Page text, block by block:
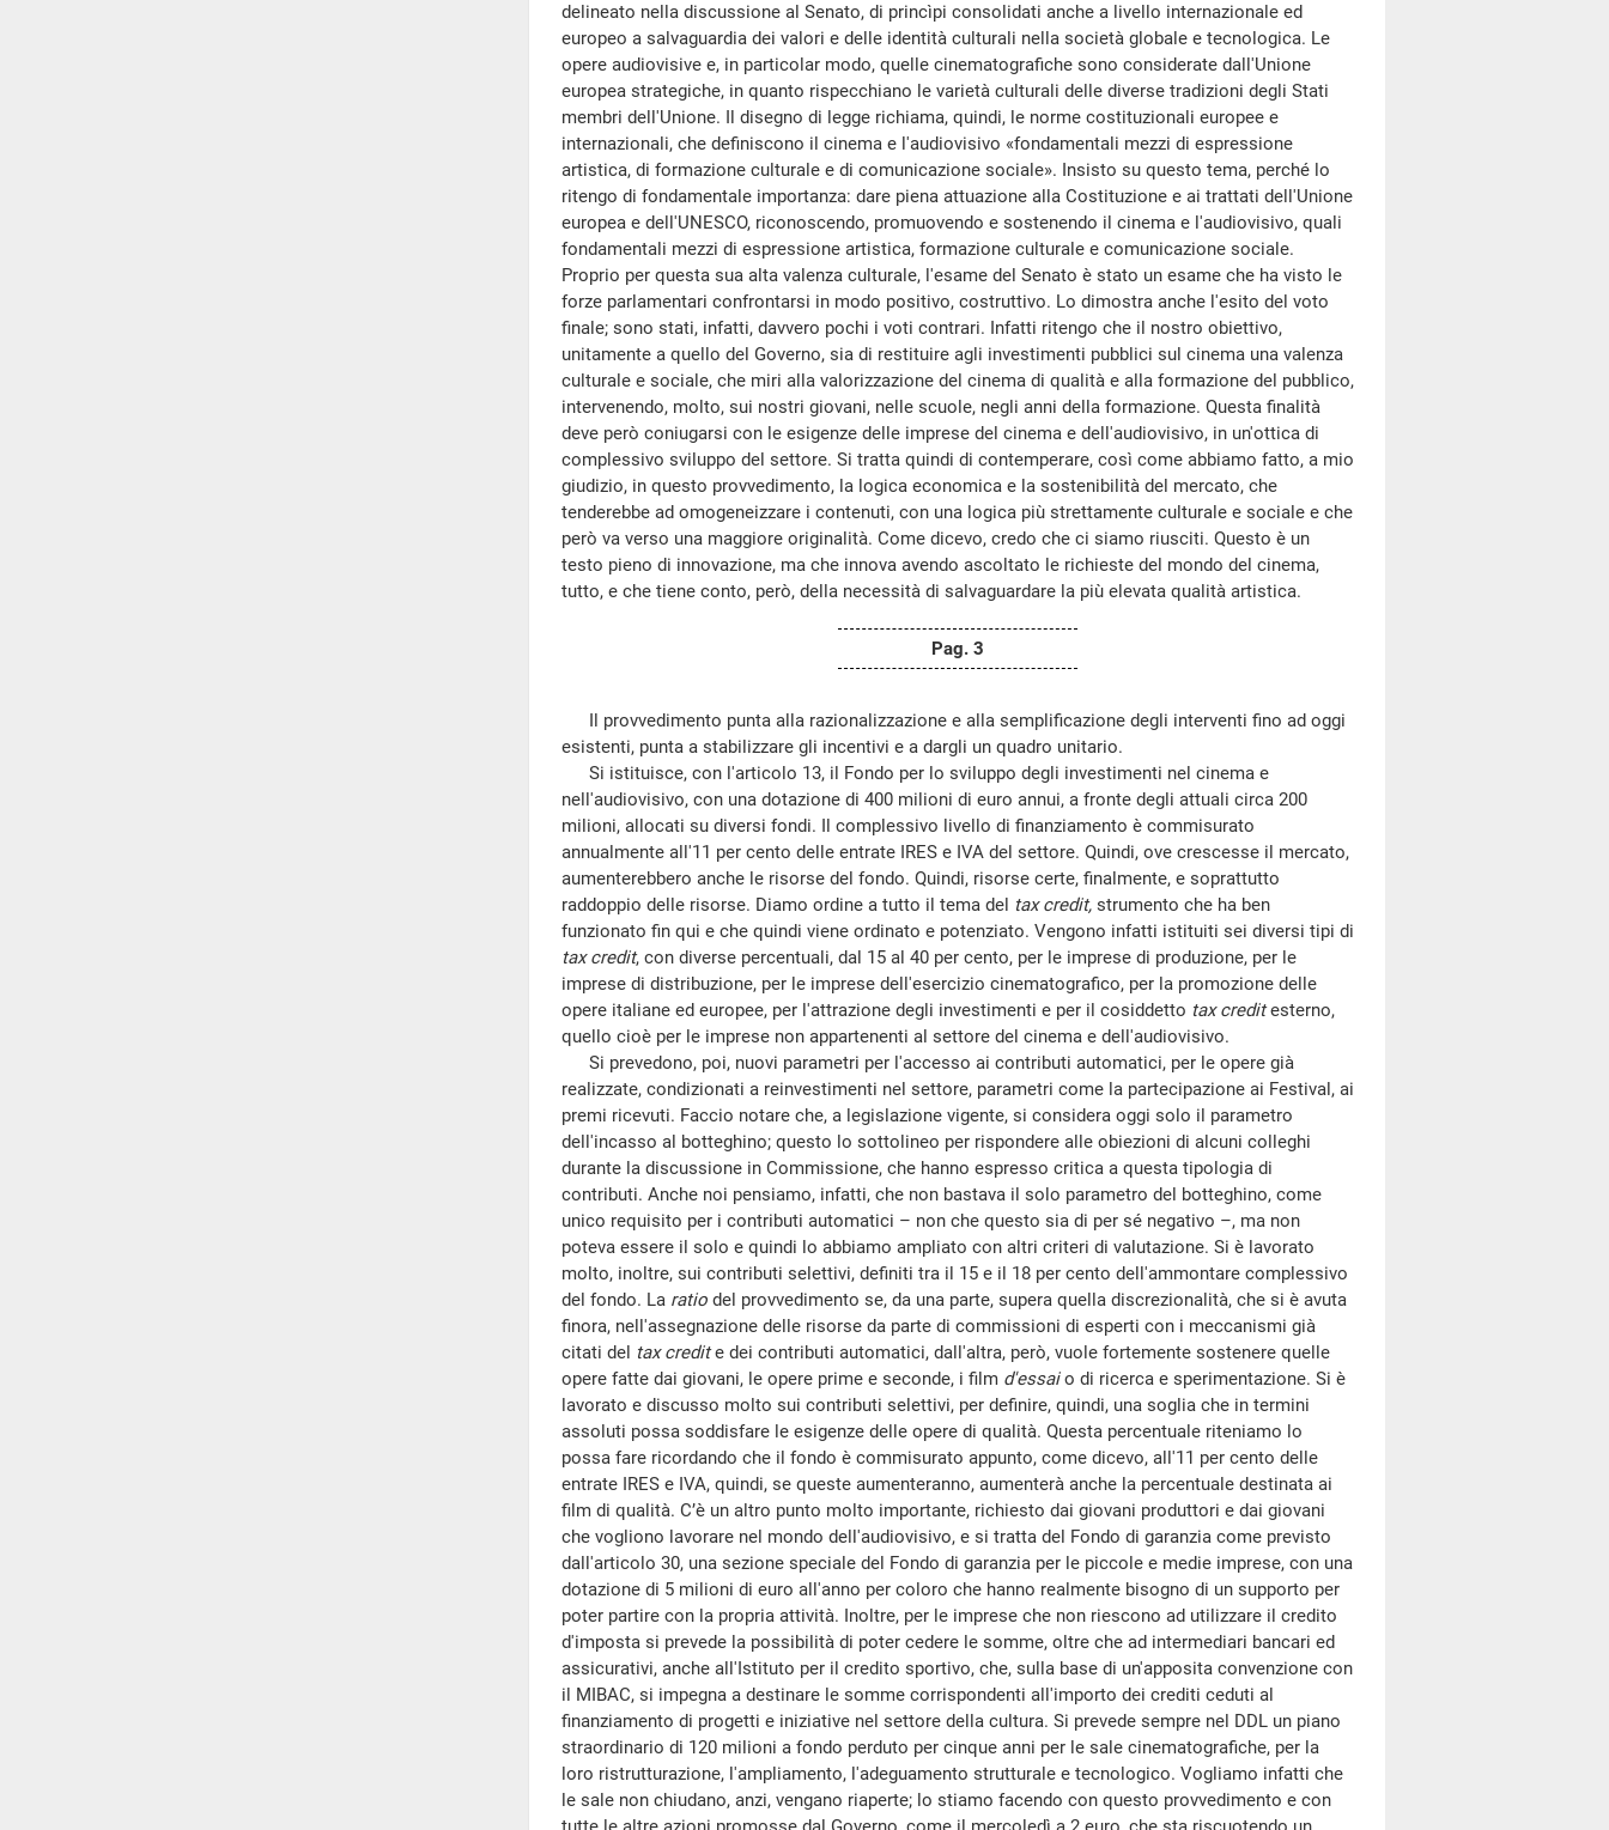
delineato nella discussione al Senato, di princìpi consolidati anche a livello internazionale ed
europeo a salvaguardia dei valori e delle identità culturali nella società globale e tecnologica. Le
opere audiovisive e, in particolar modo, quelle cinematografiche sono considerate dall'Unione
europea strategiche, in quanto rispecchiano le varietà culturali delle diverse tradizioni degli Stati
membri dell'Unione. Il disegno di legge richiama, quindi, le norme costituzionali europee e
internazionali, che definiscono il cinema e l'audiovisivo «fondamentali mezzi di espressione
artistica, di formazione culturale e di comunicazione sociale». Insisto su questo tema, perché lo
ritengo di fondamentale importanza: dare piena attuazione alla Costituzione e ai trattati dell'Unione
europea e dell'UNESCO, riconoscendo, promuovendo e sostenendo il cinema e l'audiovisivo, quali
fondamentali mezzi di espressione artistica, formazione culturale e comunicazione sociale.
Proprio per questa sua alta valenza culturale, l'esame del Senato è stato un esame che ha visto le
forze parlamentari confrontarsi in modo positivo, costruttivo. Lo dimostra anche l'esito del voto
finale; sono stati, infatti, davvero pochi i voti contrari. Infatti ritengo che il nostro obiettivo,
unitamente a quello del Governo, sia di restituire agli investimenti pubblici sul cinema una valenza
culturale e sociale, che miri alla valorizzazione del cinema di qualità e alla formazione del pubblico,
intervenendo, molto, sui nostri giovani, nelle scuole, negli anni della formazione. Questa finalità
deve però coniugarsi con le esigenze delle imprese del cinema e dell'audiovisivo, in un'ottica di
complessivo sviluppo del settore. Si tratta quindi di contemperare, così come abbiamo fatto, a mio
giudizio, in questo provvedimento, la logica economica e la sostenibilità del mercato, che
tenderebbe ad omogeneizzare i contenuti, con una logica più strettamente culturale e sociale e che
però va verso una maggiore originalità. Come dicevo, credo che ci siamo riusciti. Questo è un
testo pieno di innovazione, ma che innova avendo ascoltato le richieste del mondo del cinema,
tutto, e che tiene conto, però, della necessità di salvaguardare la più elevata qualità artistica.
Pag. 3
Il provvedimento punta alla razionalizzazione e alla semplificazione degli interventi fino ad oggi
esistenti, punta a stabilizzare gli incentivi e a dargli un quadro unitario.
Si istituisce, con l'articolo 13, il Fondo per lo sviluppo degli investimenti nel cinema e
nell'audiovisivo, con una dotazione di 400 milioni di euro annui, a fronte degli attuali circa 200
milioni, allocati su diversi fondi. Il complessivo livello di finanziamento è commisurato
annualmente all'11 per cento delle entrate IRES e IVA del settore. Quindi, ove crescesse il mercato,
aumenterebbero anche le risorse del fondo. Quindi, risorse certe, finalmente, e soprattutto
raddoppio delle risorse. Diamo ordine a tutto il tema del tax credit, strumento che ha ben
funzionato fin qui e che quindi viene ordinato e potenziato. Vengono infatti istituiti sei diversi tipi di
tax credit, con diverse percentuali, dal 15 al 40 per cento, per le imprese di produzione, per le
imprese di distribuzione, per le imprese dell'esercizio cinematografico, per la promozione delle
opere italiane ed europee, per l'attrazione degli investimenti e per il cosiddetto tax creditesterno,
quello cioè per le imprese non appartenenti al settore del cinema e dell'audiovisivo.
Si prevedono, poi, nuovi parametri per l'accesso ai contributi automatici, per le opere già
realizzate, condizionati a reinvestimenti nel settore, parametri come la partecipazione ai Festival, ai
premi ricevuti. Faccio notare che, a legislazione vigente, si considera oggi solo il parametro
dell'incasso al botteghino; questo lo sottolineo per rispondere alle obiezioni di alcuni colleghi
durante la discussione in Commissione, che hanno espresso critica a questa tipologia di
contributi. Anche noi pensiamo, infatti, che non bastava il solo parametro del botteghino, come
unico requisito per i contributi automatici – non che questo sia di per sé negativo –, ma non
poteva essere il solo e quindi lo abbiamo ampliato con altri criteri di valutazione. Si è lavorato
molto, inoltre, sui contributi selettivi, definiti tra il 15 e il 18 per cento dell'ammontare complessivo
del fondo. La ratio del provvedimento se, da una parte, supera quella discrezionalità, che si è avuta
finora, nell'assegnazione delle risorse da parte di commissioni di esperti con i meccanismi già
citati del tax credite dei contributi automatici, dall'altra, però, vuole fortemente sostenere quelle
opere fatte dai giovani, le opere prime e seconde, i film d'essaio di ricerca e sperimentazione. Si è
lavorato e discusso molto sui contributi selettivi, per definire, quindi, una soglia che in termini
assoluti possa soddisfare le esigenze delle opere di qualità. Questa percentuale riteniamo lo
possa fare ricordando che il fondo è commisurato appunto, come dicevo, all'11 per cento delle
entrate IRES e IVA, quindi, se queste aumenteranno, aumenterà anche la percentuale destinata ai
film di qualità. C’è un altro punto molto importante, richiesto dai giovani produttori e dai giovani
che vogliono lavorare nel mondo dell'audiovisivo, e si tratta del Fondo di garanzia come previsto
dall'articolo 30, una sezione speciale del Fondo di garanzia per le piccole e medie imprese, con una
dotazione di 5 milioni di euro all'anno per coloro che hanno realmente bisogno di un supporto per
poter partire con la propria attività. Inoltre, per le imprese che non riescono ad utilizzare il credito
d'imposta si prevede la possibilità di poter cedere le somme, oltre che ad intermediari bancari ed
assicurativi, anche all'Istituto per il credito sportivo, che, sulla base di un'apposita convenzione con
il MIBAC, si impegna a destinare le somme corrispondenti all'importo dei crediti ceduti al
finanziamento di progetti e iniziative nel settore della cultura. Si prevede sempre nel DDL un piano
straordinario di 120 milioni a fondo perduto per cinque anni per le sale cinematografiche, per la
loro ristrutturazione, l'ampliamento, l'adeguamento strutturale e tecnologico. Vogliamo infatti che
le sale non chiudano, anzi, vengano riaperte; lo stiamo facendo con questo provvedimento e con